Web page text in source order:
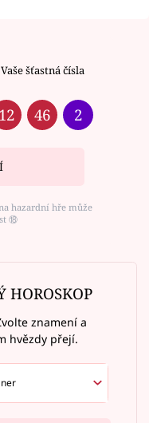
Vaše šťastná čísla
12 46 2
hazardní hře může
⑱
HOROSKOP
znamení a
hvězdy přejí.